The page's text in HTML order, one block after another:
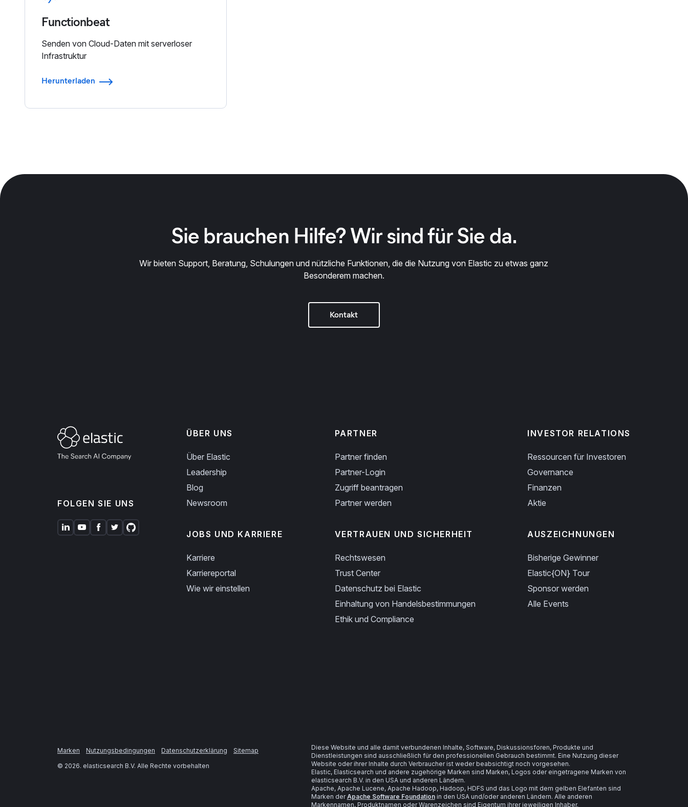
Functionbeat
Senden von Cloud-Daten mit serverloser
Infrastruktur
Herunterladen
Sie brauchen Hilfe? Wir sind für Sie da.
Wir bieten Support, Beratung, Schulungen und nützliche Funktionen, die die Nutzung von Elastic zu etwas ganz
Besonderem machen.
Kontakt
FOLGEN SIE UNS
ÜBER UNS
Über Elastic
Leadership
Blog
Newsroom
JOBS UND KARRIERE
Karriere
Karriereportal
Wie wir einstellen
PARTNER
Partner finden
Partner-Login
Zugriff beantragen
Partner werden
VERTRAUEN UND SICHERHEIT
Rechtswesen
Trust Center
Datenschutz bei Elastic
Einhaltung von Handelsbestimmungen
Ethik und Compliance
INVESTOR RELATIONS
Ressourcen für Investoren
Governance
Finanzen
Aktie
AUSZEICHNUNGEN
Bisherige Gewinner
Elastic{ON} Tour
Sponsor werden
Alle Events
Marken Nutzungsbedingungen Datenschutzerklärung
Sitemap
© 2026. elasticsearch B.V. Alle Rechte vorbehalten
Diese Website und alle damit verbundenen Inhalte, Software, Diskussionsforen, Produkte und
Dienstleistungen sind ausschließlich für den professionellen Gebrauch bestimmt. Eine Nutzung dieser
Website oder ihrer Inhalte durch Verbraucher ist weder beabsichtigt noch vorgesehen.
Elastic, Elasticsearch und andere zugehörige Marken sind Marken, Logos oder eingetragene Marken von
elasticsearch B.V. in den USA und anderen Ländern.
Apache, Apache Lucene, Apache Hadoop, Hadoop, HDFS und das Logo mit dem gelben Elefanten sind
Marken derApache Software Foundationin den USA und/oder anderen Ländern. Alle anderen
Markennamen, Produktnamen oder Warenzeichen sind Eigentum ihrer jeweiligen Inhaber.